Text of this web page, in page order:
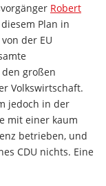
Robert
Plan in
der EU
großen
Volkswirtschaft.
jedoch in der
mit einer kaum
betrieben, und
CDU nichts. Eine